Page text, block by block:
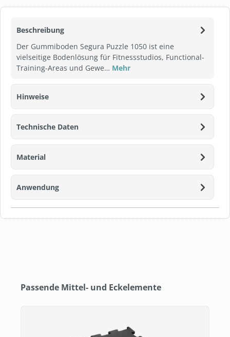
Beschreibung
Der Gummiboden Segura Puzzle 1050 ist eine
vielseitige Bodenlösung für Fitnessstudios, Functional-
Training-Areas und Gewe… Mehr
Hinweise
Technische Daten
Material
Anwendung
Produktgalerie überspringen
Passende Mittel- und Eckelemente